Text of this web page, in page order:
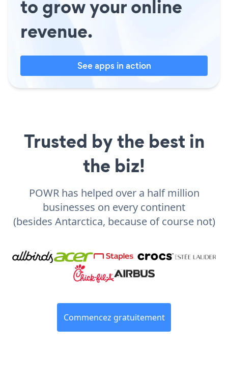
to grow your online
revenue.
See apps in action
Trusted by the best in
the biz!
POWR has helped over a half million
businesses on every continent
(besides Antarctica, because of course not)
Commencez gratuitement